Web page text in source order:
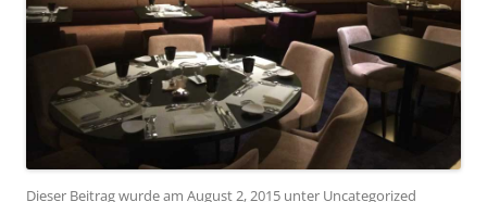
Dieser Beitrag wurde am August 2, 2015 unter Uncategorized